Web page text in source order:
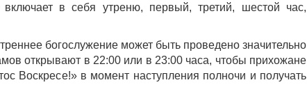
в себя утреню, первый, третий, шестой час,
богослужение может быть проведено значительно
открывают в 22:00 или в 23:00 часа, чтобы прихожане
Воскресе!» в момент наступления полночи и получать